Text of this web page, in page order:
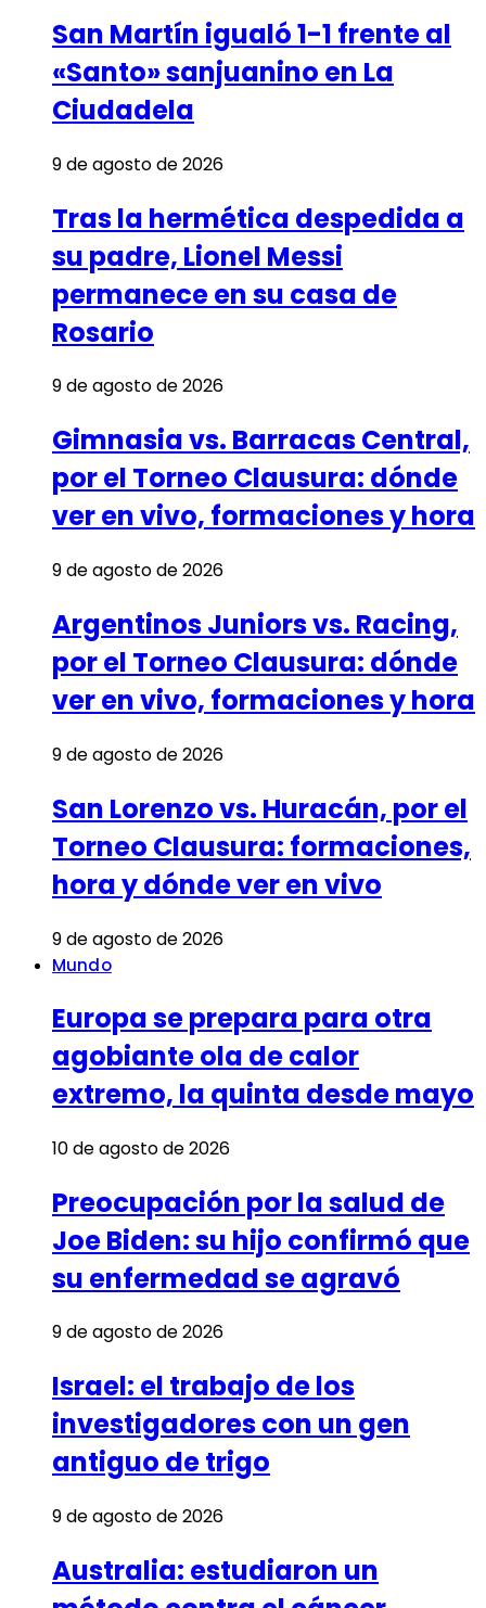
San Martín igualó 1-1 frente al
«Santo» sanjuanino en La
Ciudadela
9 de agosto de 2026
Tras la hermética despedida a
su padre, Lionel Messi
permanece en su casa de
Rosario
9 de agosto de 2026
Gimnasia vs. Barracas Central,
por el Torneo Clausura: dónde
ver en vivo, formaciones y hora
9 de agosto de 2026
Argentinos Juniors vs. Racing,
por el Torneo Clausura: dónde
ver en vivo, formaciones y hora
9 de agosto de 2026
San Lorenzo vs. Huracán, por el
Torneo Clausura: formaciones,
hora y dónde ver en vivo
9 de agosto de 2026
Mundo
Europa se prepara para otra
agobiante ola de calor
extremo, la quinta desde mayo
10 de agosto de 2026
Preocupación por la salud de
Joe Biden: su hijo confirmó que
su enfermedad se agravó
9 de agosto de 2026
Israel: el trabajo de los
investigadores con un gen
antiguo de trigo
9 de agosto de 2026
Australia: estudiaron un